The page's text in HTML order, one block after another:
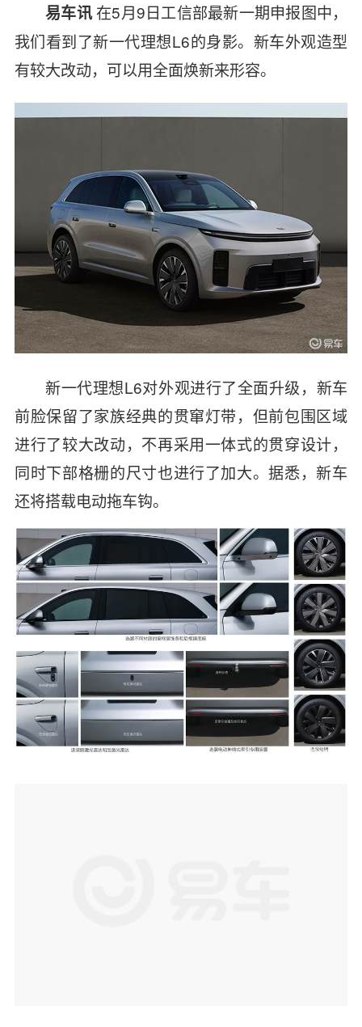
易车讯在5月9日工信部最新一期申报图中，
我们看到了新一代理想L6的身影。新车外观造型
有较大改动，可以用全面焕新来形容。
新一代理想L6对外观进行了全面升级，新车
前脸保留了家族经典的贯窜灯带，但前包围区域
进行了较大改动，不再采用一体式的贯穿设计，
同时下部格栅的尺寸也进行了加大。据悉，新车
还将搭载电动拖车钩。